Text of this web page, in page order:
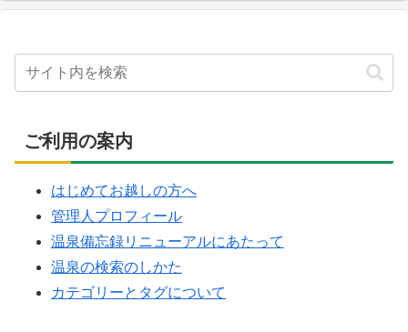
ご利用の案内
はじめてお越しの方へ
管理人プロフィール
温泉備忘録リニューアルにあたって
温泉の検索のしかた
カテゴリーとタグについて